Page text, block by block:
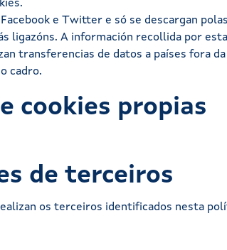
e Twitter e só se descargan
ligazóns. A información recollida por
transferencias de datos a países fora da
cadro.
cookies propias
de terceiros
os terceiros identificados nesta